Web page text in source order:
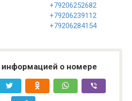
+79206252682
+79206239112
+79206284154
о номере